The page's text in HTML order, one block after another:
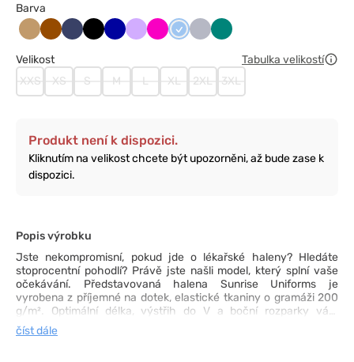
Barva
BeżowyBrązowyCiemnyCzarnyGranatowy
Lawendowy
Malinowy
NiebieskiPopielaty
Zielony
Velikost
Tabulka velikostí
XXS
XS S M L XL 2XL 3XL
Produkt není k dispozici.
Kliknutím na velikost chcete být upozorněni, až bude zase k
dispozici.
Popis výrobku
Jste nekompromisní, pokud jde o lékařské haleny? Hledáte
stoprocentní pohodlí? Právě jste našli model, který splní vaše
očekávání. Představovaná halena Sunrise Uniforms je
vyrobena z příjemné na dotek, elastické tkaniny o gramáži 200
g/m². Optimální délka, výstřih do V a boční rozparky vám
poskytnou volnost pohybu, zatímco záševky na zádech jemně
zdůrazní vaše křivky. Dvě nenápadné přední kapsy na drobnosti
číst dále